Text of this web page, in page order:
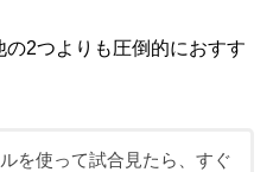
2つよりも圧倒的におすす
を使って試合見たら、すぐ